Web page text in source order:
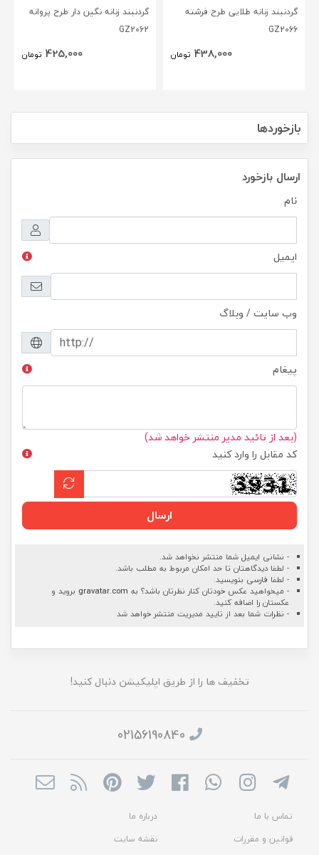
گردنبند زنانه طلایی طرح فرشته
GZ2066
438,000 تومان
گردنبند زنانه نگین دار طرح پروانه
GZ2062
425,000 تومان
بازخوردها
ارسال بازخورد
نام
ایمیل
وب سایت / وبلاگ
پیغام
(بعد از تائید مدیر منتشر خواهد شد)
کد مقابل را وارد کنید
ارسال
- نشانی ایمیل شما منتشر نخواهد شد.
- لطفا دیدگاهتان تا حد امکان مربوط به مطلب باشد.
- لطفا فارسی بنویسید.
- میخواهید عکس خودتان کنار نظرتان باشد؟ به gravatar.com بروید و
عکستان را اضافه کنید.
- نظرات شما بعد از تایید مدیریت منتشر خواهد شد
تخفیف ها را از طریق اپلیکیشن دنبال کنید!
02156190840
تماس با ما
درباره ما
قوانین و مقررات
نقشه سایت